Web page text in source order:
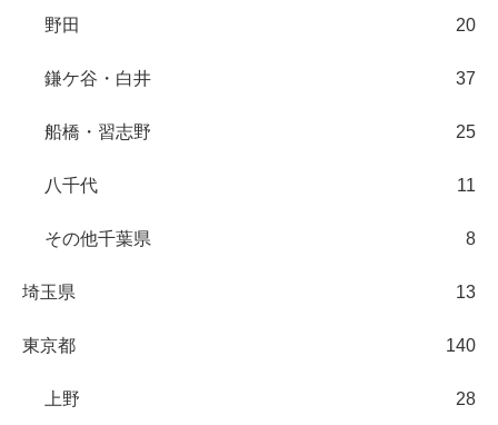
野田 20
鎌ケ谷・白井 37
船橋・習志野 25
八千代 11
その他千葉県 8
埼玉県 13
東京都 140
上野 28